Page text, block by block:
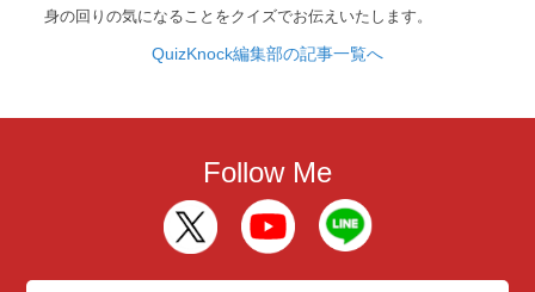
身の回りの気になることをクイズでお伝えいたします。
QuizKnock編集部の記事一覧へ
Follow Me